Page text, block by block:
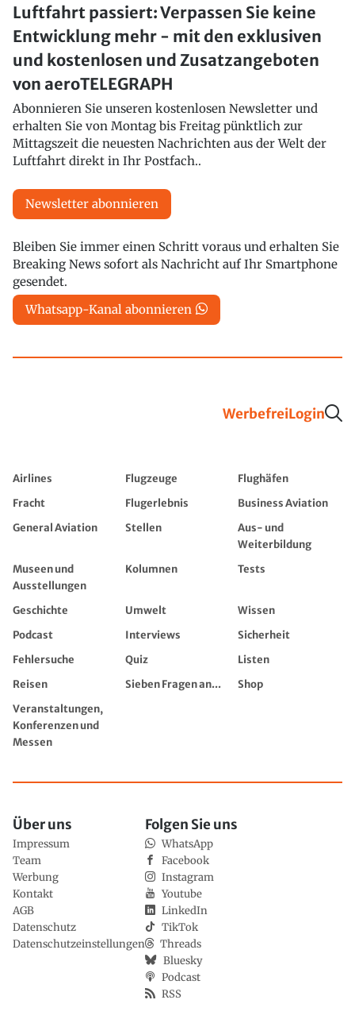
Luftfahrt passiert: Verpassen Sie keine
Entwicklung mehr - mit den exklusiven
und kostenlosen und Zusatzangeboten
von aeroTELEGRAPH
Abonnieren Sie unseren kostenlosen Newsletter und
erhalten Sie von Montag bis Freitag pünktlich zur
Mittagszeit die neuesten Nachrichten aus der Welt der
Luftfahrt direkt in Ihr Postfach..
Newsletter abonnieren
Bleiben Sie immer einen Schritt voraus und erhalten Sie
Breaking News sofort als Nachricht auf Ihr Smartphone
gesendet.
Whatsapp-Kanal abonnieren
WerbefreiLogin
Airlines Flugzeuge
Flughäfen
Fracht
Flugerlebnis
Business Aviation
General Aviation
Stellen
Aus- und
Weiterbildung
Museen und
Ausstellungen
Kolumnen Tests
Geschichte Umwelt
Wissen
Podcast
Interviews
Sicherheit
Fehlersuche
Quiz
Listen
Reisen
Sieben Fragen an...
Shop
Veranstaltungen,
Konferenzen und
Messen
Über uns
Impressum
Team
Werbung
Kontakt
AGB
Datenschutz
Datenschutzeinstellungen
Folgen Sie uns
WhatsApp
Facebook
Instagram
Youtube
LinkedIn
TikTok
Threads
Bluesky
Podcast
RSS